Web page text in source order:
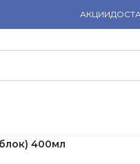
АКЦИИ
400мл